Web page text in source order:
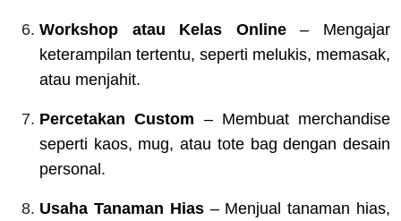
Workshop atau Kelas Online– Mengajar
keterampilan tertentu, seperti melukis, memasak,
atau menjahit.
Percetakan Custom – Membuat merchandise
seperti kaos, mug, atau tote bag dengan desain
personal.
Usaha Tanaman Hias– Menjual tanaman hias,